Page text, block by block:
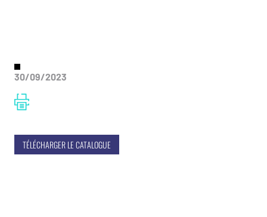
30/09/2023
TÉLÉCHARGER LE CATALOGUE